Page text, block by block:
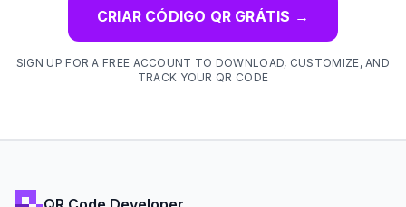
CRIAR CÓDIGO QR GRÁTIS →
SIGN UP FOR A FREE ACCOUNT TO DOWNLOAD, CUSTOMIZE, AND
TRACK YOUR QR CODE